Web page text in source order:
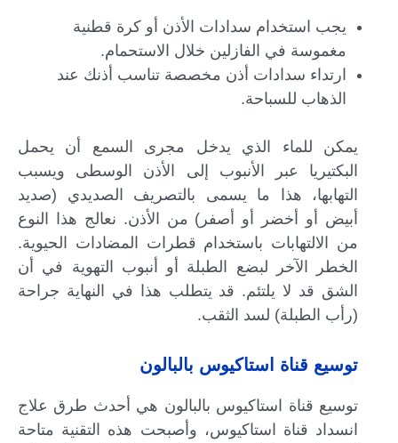
يجب استخدام سدادات الأذن أو كرة قطنية
مغموسة في الفازلين خلال الاستحمام.
ارتداء سدادات أذن مخصصة تناسب أذنك عند
الذهاب للسباحة.
يمكن للماء الذي يدخل مجرى السمع أن يحمل
البكتيريا عبر الأنبوب إلى الأذن الوسطى ويسبب
التهابها، هذا ما يسمى بالتصريف الصديدي (صديد
أبيض أو أخضر أو ​​أصفر) من الأذن. نعالج هذا النوع
من الالتهابات باستخدام قطرات المضادات الحيوية.
الخطر الآخر لبضع الطبلة أو أنبوب التهوية في أن
الشق قد لا يلتئم. قد يتطلب هذا في النهاية جراحة
(رأب الطبلة) لسد الثقب.
توسيع قناة استاكيوس بالبالون
توسيع قناة استاكيوس بالبالون هي أحدث طرق علاج
انسداد قناة استاكيوس، وأصبحت هذه التقنية متاحة